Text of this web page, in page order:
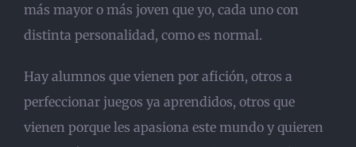
más mayor o más joven que yo, cada uno con
distinta personalidad, como es normal.
Hay alumnos que vienen por afición, otros a
perfeccionar juegos ya aprendidos, otros que
vienen porque les apasiona este mundo y quieren